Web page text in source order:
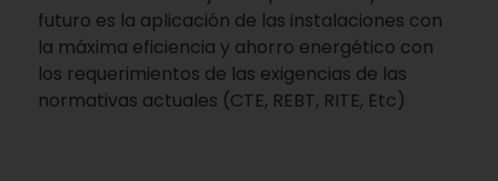
futuro es la aplicación de las instalaciones con
la máxima eficiencia y ahorro energético con
los requerimientos de las exigencias de las
normativas actuales (CTE, REBT, RITE, Etc)